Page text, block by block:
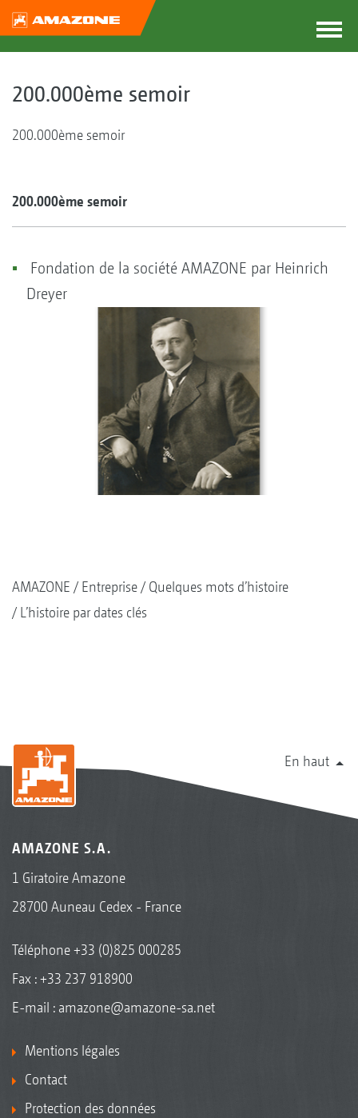
200.000ème semoir
200.000ème semoir
200.000ème semoir
Fondation de la société AMAZONE par Heinrich
Dreyer
AMAZONE Entreprise
Quelques mots d’histoire
L’histoire par dates clés
En haut
AMAZONE S.A.
1 Giratoire Amazone
28700 Auneau Cedex - France
Téléphone+33 (0)825 000285
Fax : +33 237 918900
E-mail : amazone@amazone-sa.net
Mentions légales
Contact
Protection des données